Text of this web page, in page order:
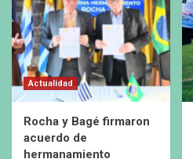
Actualidad
Rocha y Bagé firmaron
acuerdo de
hermanamiento